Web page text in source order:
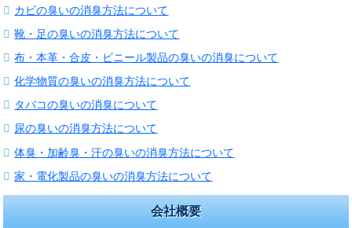
カビの臭いの消臭方法について
靴・足の臭いの消臭方法について
布・本革・合皮・ビニール製品の臭いの消臭について
化学物質の臭いの消臭方法について
タバコの臭いの消臭について
尿の臭いの消臭方法について
体臭・加齢臭・汗の臭いの消臭方法について
家・電化製品の臭いの消臭方法について
会社概要